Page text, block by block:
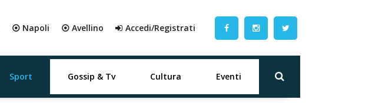
⦿ Napoli ⦿ Avellino Accedi/Registrati
Sport Gossip & Tv Cultura Eventi